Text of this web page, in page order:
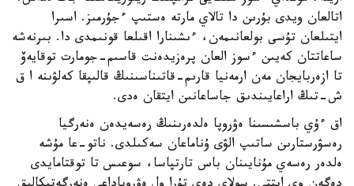
اتالعان ويدى بۇرىن دا تالاي مارتە ەستىپ ءجۇرمىز. اسىرا
ايتىلعان تۇسى بولعانىمەن، ءىشىنارا اقىلعا قونىمدى دا. بىرنەشە
ساعاتتان كەيىن ءسوز العان پرەزيدەنت قاسىم-جومارت توقايەۆ
تا ازەربايجان مەن ارمەنيا قارىم-قاتىناسىنىڭ قالىپقا كەلۋىنە ا ق
ش-تىڭ اراعايىندىق جاساعانىن ايتقان ەدى.
اق ءۇي باسشىسىنا ەۋروپا ەلدەرىنىڭ رەسەيدەن ەنەرگيا
رەسۋرستارىن ساتىپ الۋى ۇناماعان سەكىلدى. ناتو-عا مۇشە
ەلدەر رەسەي مۇنايىنان باس تارتپاسا، سوعىس تا توقتامايدى